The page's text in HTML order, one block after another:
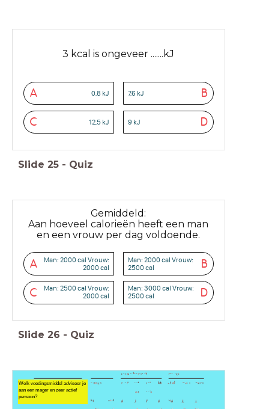
3 kcal is ongeveer .......kJ
A 0,8 kJ B
7,6 kJ
C 12,5 kJ D
9 kJ
Slide 25 - Quiz
Gemiddeld:
Aan hoeveel calorieën heeft een man
en een vrouw per dag voldoende.
A
Man: 2000 cal Vrouw:
2000 cal
B
Man: 2000 cal Vrouw:
2500 cal
C
Man: 2500 cal Vrouw:
2000 cal
D
Man: 3000 cal Vrouw:
2500 cal
Slide 26 - Quiz
Welk voedingsmiddel adviseer je
aan een mager en zeer actief
persoon?